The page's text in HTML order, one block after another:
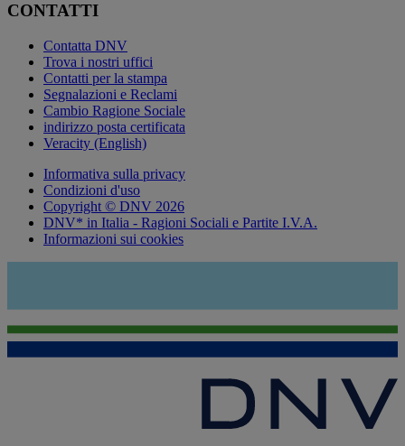
CONTATTI
Contatta DNV
Trova i nostri uffici
Contatti per la stampa
Segnalazioni e Reclami
Cambio Ragione Sociale
indirizzo posta certificata
Veracity (English)
Informativa sulla privacy
Condizioni d'uso
Copyright © DNV 2026
DNV* in Italia - Ragioni Sociali e Partite I.V.A.
Informazioni sui cookies